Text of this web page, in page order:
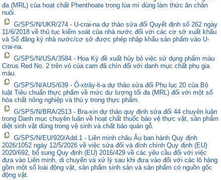
đa (MRL) của hoạt chất Phenthoate trong lúa mì dùng làm thức ăn chăn
nuôi.
G/SPS/N/UKR/274 - U-crai-na dự thảo sửa đổi Quyết định số 262 ngày
11/6/2018 về thủ tục kiểm soát của nhà nước đối với các cơ sở xuất khẩu
và Sổ đăng ký nhà nước/cơ sở được phép nhập khẩu sản phẩm vào U-
crai-na.
G/SPS/N/USA/3584 - Hoa Kỳ đề xuất hủy bỏ việc sử dụng phẩm màu
Citrus Red No. 2 trên vỏ của cam đã chín đối với danh mục chất phụ gia
màu.
G/SPS/N/AUS/639 - Ô-xtrây-li-a dự thảo sửa đổi Phụ lục 20 của Bộ
luật Tiêu chuẩn thực phẩm về mức dư lượng tối đa (MRL) đối với một số
hóa chất nông nghiệp và thú y trong thực phẩm.
G/SPS/N/BRA/2513 - Bra-xin dự thảo quy định sửa đổi 44 chuyên luận
trong Danh mục chuyên luận về hoạt chất thuốc bảo vệ thực vật, sản phẩm
diệt sinh vật dùng trong vệ sinh và chất bảo quản gỗ.
G/SPS/N/EU/920/Add.1 - Liên minh châu Âu ban hành Quy định
2026/1052 ngày 12/5/2026 về việc sửa đổi và đính chính Quy định (EU)
2020/692, bổ sung Quy định (EU) 2016/429 về các yêu cầu đối với việc
đưa vào Liên minh, di chuyển và xử lý sau khi đưa vào đối với các lô hàng
gồm một số loài động vật, sản phẩm sinh sản và sản phẩm có nguồn gốc
động vật.